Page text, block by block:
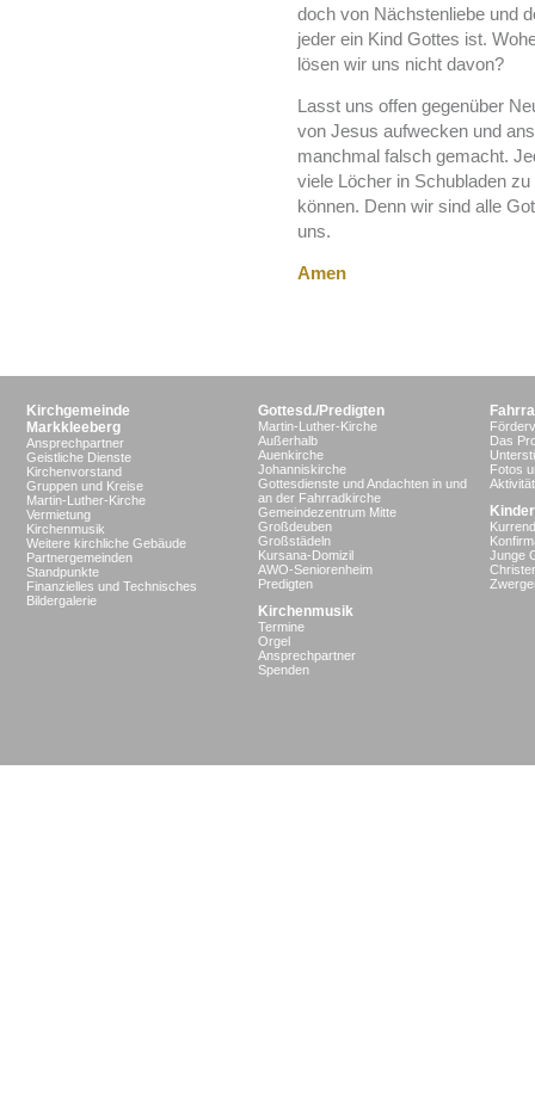
doch von Nächstenliebe und
jeder ein Kind Gottes ist.
lösen wir uns nicht davon?
Lasst uns offen gegenüber
von Jesus aufwecken und
manchmal falsch gemacht.
viele Löcher in Schubladen
können. Denn wir sind alle
uns.
Amen
Kirchgemeinde
Markkleeberg
Ansprechpartner
Geistliche Dienste
Kirchenvorstand
Gruppen und Kreise
Martin-Luther-Kirche
Vermietung
Kirchenmusik
Weitere kirchliche Gebäude
Partnergemeinden
Standpunkte
Finanzielles und Technisches
Bildergalerie
Gottesd./Predigten
Martin-Luther-Kirche
Außerhalb
Auenkirche
Johanniskirche
Gottesdienste und Andachten in und
an der Fahrradkirche
Gemeindezentrum Mitte
Großdeuben
Großstädeln
Kursana-Domizil
AWO-Seniorenheim
Predigten
Kirchenmusik
Termine
Orgel
Ansprechpartner
Spenden
Das
Fotos
Junge